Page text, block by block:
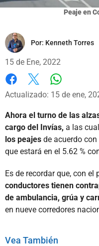
Peaje en
Por: Kenneth Torres
15 de Ene, 2022
Facebook
X
Actualizado: 15 de ene,
Ahora el turno de las
cargo del Invías, a las
los peajes de acuerdo
que estará en el 5.62 %
Es de recordar que, con el
conductores tienen
de ambulancia, grúa y
en nueve corredores
Vea También